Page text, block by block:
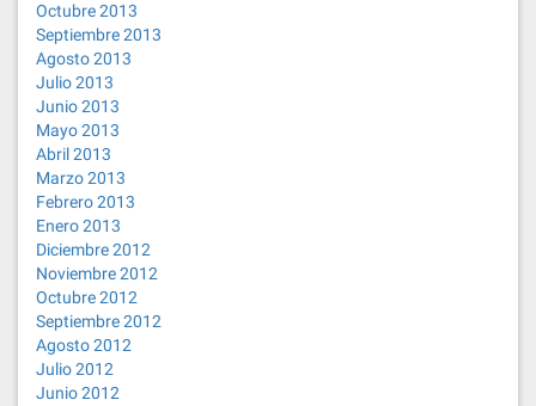
Octubre 2013
Septiembre 2013
Agosto 2013
Julio 2013
Junio 2013
Mayo 2013
Abril 2013
Marzo 2013
Febrero 2013
Enero 2013
Diciembre 2012
Noviembre 2012
Octubre 2012
Septiembre 2012
Agosto 2012
Julio 2012
Junio 2012